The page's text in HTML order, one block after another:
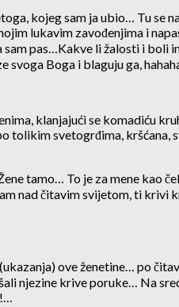
kojeg sam ja ubio… Tu se
lukavim zavođenjima i
sam pas…Kakve li žalosti i
Boga i blaguju ga,
klanjajući se komadiću
tolikim svetogrđima,
tamo… To je za mene kao
nad čitavim svijetom, ti
ove ženetine… po
njezine krive poruke… Na